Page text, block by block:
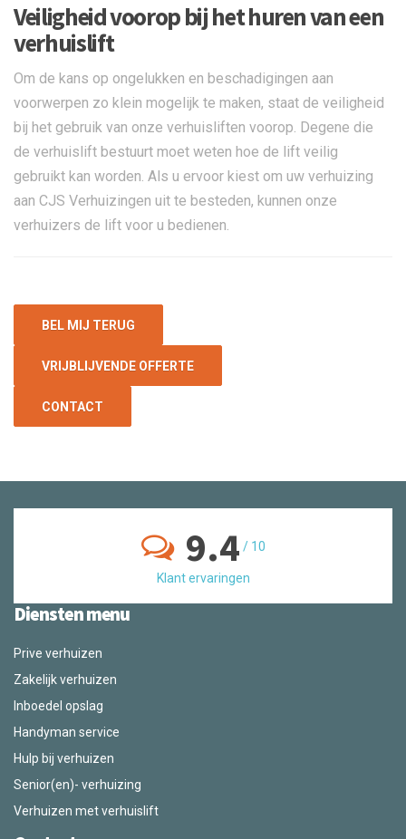
Veiligheid voorop bij het huren van een
verhuislift
Om de kans op ongelukken en beschadigingen aan
voorwerpen zo klein mogelijk te maken, staat de veiligheid
bij het gebruik van onze verhuisliften voorop. Degene die
de verhuislift bestuurt moet weten hoe de lift veilig
gebruikt kan worden. Als u ervoor kiest om uw verhuizing
aan CJS Verhuizingen uit te besteden, kunnen onze
verhuizers de lift voor u bedienen.
BEL MIJ TERUG
VRIJBLIJVENDE OFFERTE
CONTACT
9.4 / 10
Klant ervaringen
Diensten menu
Prive verhuizen
Zakelijk verhuizen
Inboedel opslag
Handyman service
Hulp bij verhuizen
Senior(en)- verhuizing
Verhuizen met verhuislift